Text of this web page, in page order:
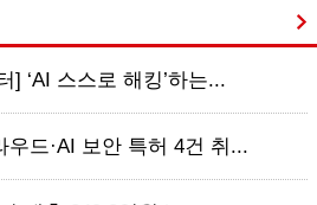
] ‘AI 스스로 해킹’하는...
드·AI 보안 특허 4건 취...